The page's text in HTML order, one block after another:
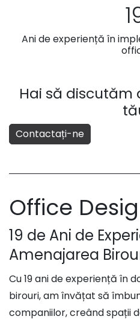
Ani de experiență în
Hai să discutăm
Contactați-ne
Office
19 de Ani de
Amenajarea
Cu 19 ani de experiență în
birouri, am învățat să
companiilor, creând spații